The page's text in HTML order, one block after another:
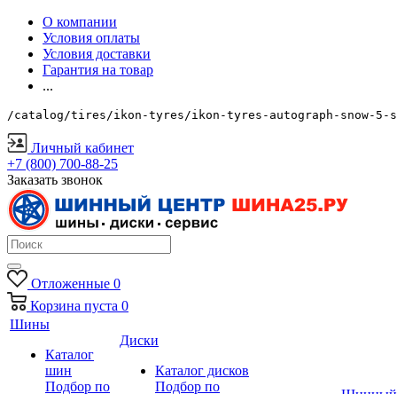
О компании
Условия оплаты
Условия доставки
Гарантия на товар
...
/catalog/tires/ikon-tyres/ikon-tyres-autograph-snow-5-
Личный кабинет
+7 (800) 700-88-25
Заказать звонок
Отложенные 0
Корзина пуста 0
Шины
Каталог
шин
Подбор по
Диски
Каталог дисков
Подбор по